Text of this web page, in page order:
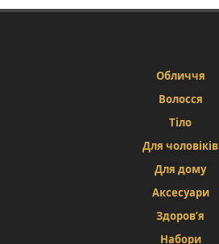
Обличчя
Волосся
Тіло
Для чоловіків
Для дому
Аксесуари
Здоров’я
Набори